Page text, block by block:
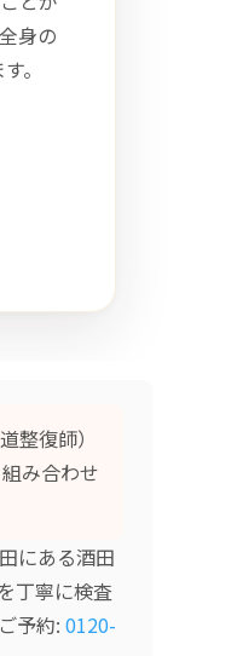
身の
。
整復師）
み合わせ
にある酒田
丁寧に検査
予約: 0120-